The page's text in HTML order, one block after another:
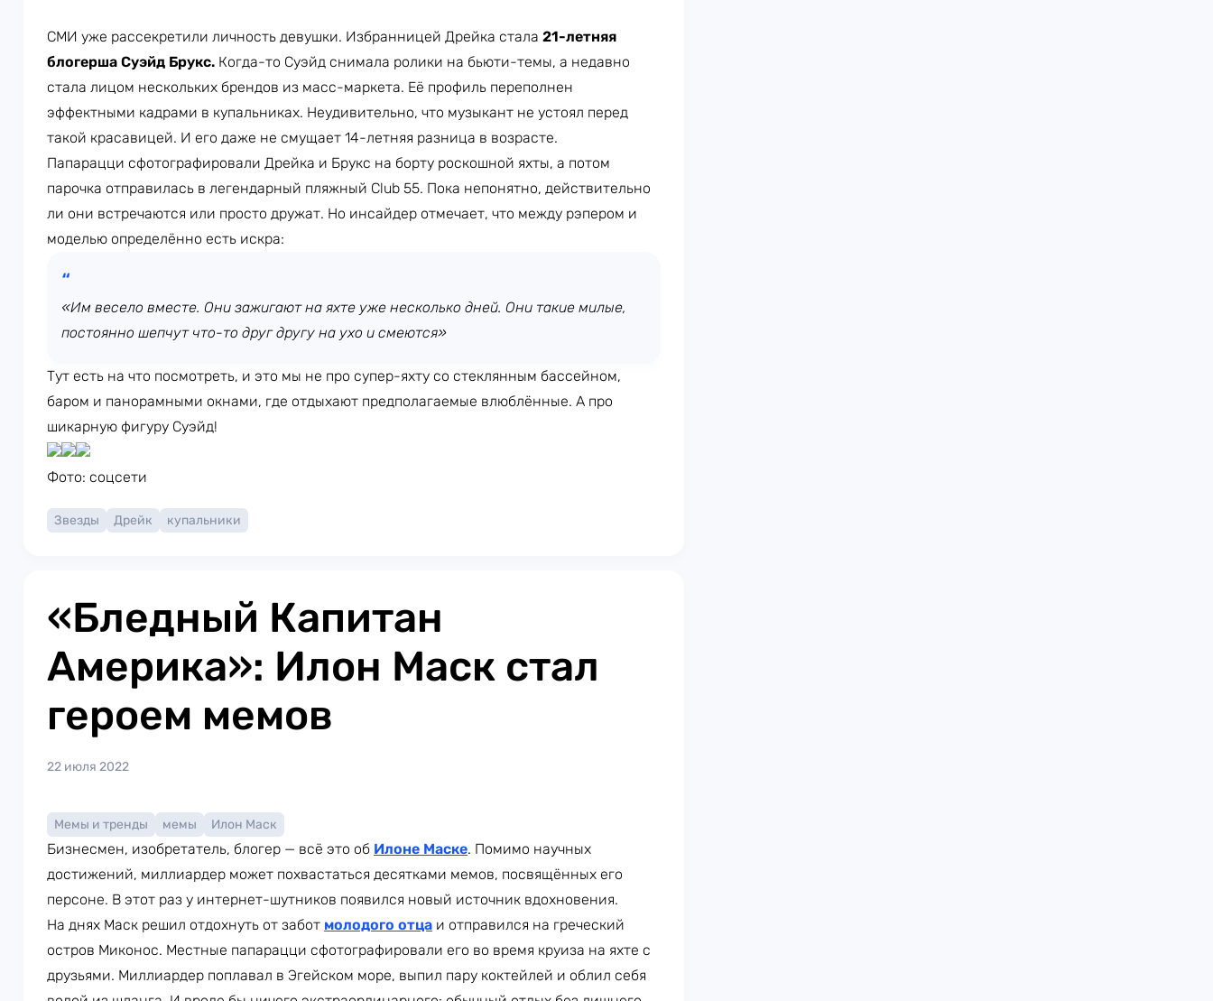
СМИ уже рассекретили личность девушки. Избранницей Дрейка стала 21-летняя
блогерша Суэйд Брукс. Когда-то Суэйд снимала ролики на бьюти-темы, а недавно
стала лицом нескольких брендов из масс-маркета. Её профиль переполнен
эффектными кадрами в купальниках. Неудивительно, что музыкант не устоял перед
такой красавицей. И его даже не смущает 14-летняя разница в возрасте.
Папарацци сфотографировали Дрейка и Брукс на борту роскошной яхты, а потом
парочка отправилась в легендарный пляжный Club 55. Пока непонятно, действительно
ли они встречаются или просто дружат. Но инсайдер отмечает, что между рэпером и
моделью определённо есть искра:
«Им весело вместе. Они зажигают на яхте уже несколько дней. Они такие милые,
постоянно шепчут что-то друг другу на ухо и смеются»
Тут есть на что посмотреть, и это мы не про супер-яхту со стеклянным бассейном,
баром и панорамными окнами, где отдыхают предполагаемые влюблённые. А про
шикарную фигуру Суэйд!
Фото: соцсети
Звезды Дрейк купальники
«Бледный Капитан
Америка»: Илон Маск стал
героем мемов
22 июля 2022
Мемы и тренды мемы Илон Маск
Бизнесмен, изобретатель, блогер — всё это об Илоне Маске. Помимо научных
достижений, миллиардер может похвастаться десятками мемов, посвящённых его
персоне. В этот раз у интернет-шутников появился новый источник вдохновения.
На днях Маск решил отдохнуть от забот молодого отца и отправился на греческий
остров Миконос. Местные папарацци сфотографировали его во время круиза на яхте с
друзьями. Миллиардер поплавал в Эгейском море, выпил пару коктейлей и облил себя